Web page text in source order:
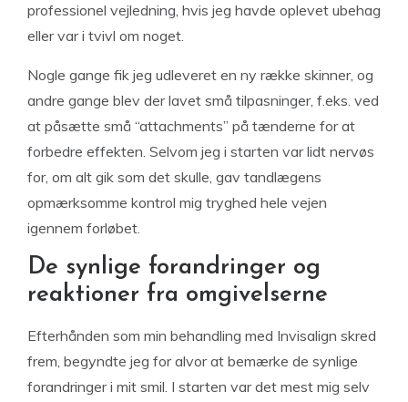
professionel vejledning, hvis jeg havde oplevet ubehag
eller var i tvivl om noget.
Nogle gange fik jeg udleveret en ny række skinner, og
andre gange blev der lavet små tilpasninger, f.eks. ved
at påsætte små “attachments” på tænderne for at
forbedre effekten. Selvom jeg i starten var lidt nervøs
for, om alt gik som det skulle, gav tandlægens
opmærksomme kontrol mig tryghed hele vejen
igennem forløbet.
De synlige forandringer og
reaktioner fra omgivelserne
Efterhånden som min behandling med Invisalign skred
frem, begyndte jeg for alvor at bemærke de synlige
forandringer i mit smil. I starten var det mest mig selv